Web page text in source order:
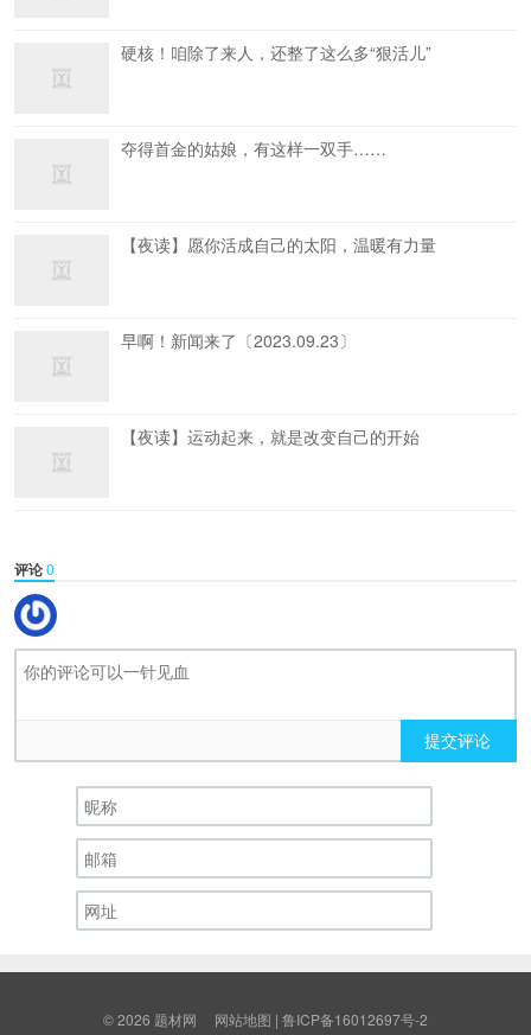
硬核！咱除了来人，还整了这么多“狠活儿”
夺得首金的姑娘，有这样一双手……
【夜读】愿你活成自己的太阳，温暖有力量
早啊！新闻来了〔2023.09.23〕
【夜读】运动起来，就是改变自己的开始
评论0
提交评论
© 2026 题材网 网站地图 | 鲁ICP备16012697号-2